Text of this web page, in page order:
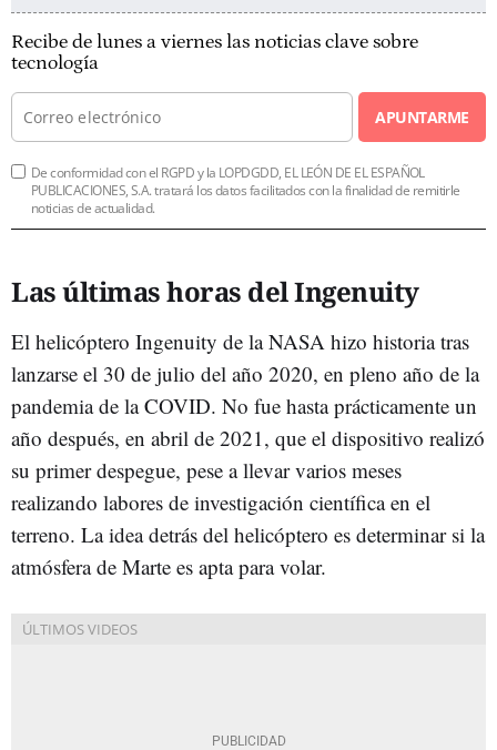
Recibe de lunes a viernes las noticias clave sobre
tecnología
APUNTARME
De conformidad con el RGPD y la LOPDGDD, EL LEÓN DE EL ESPAÑOL
PUBLICACIONES, S.A. tratará los datos facilitados con la finalidad de remitirle
noticias de actualidad.
Las últimas horas del Ingenuity
El helicóptero Ingenuity de la NASA hizo historia tras
lanzarse el 30 de julio del año 2020, en pleno año de la
pandemia de la COVID. No fue hasta prácticamente un
año después, en abril de 2021, que el dispositivo realizó
su primer despegue, pese a llevar varios meses
realizando labores de investigación científica en el
terreno. La idea detrás del helicóptero es determinar si la
atmósfera de Marte es apta para volar.